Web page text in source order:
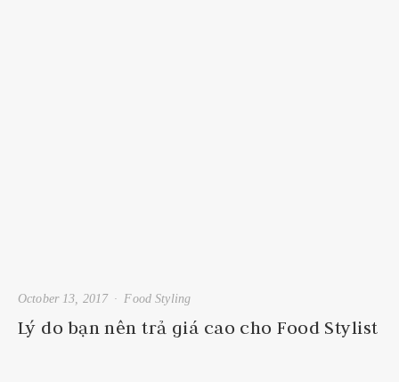
Lý do bạn nên trả giá cao cho Food Stylist
Food Styling
October 13, 2017